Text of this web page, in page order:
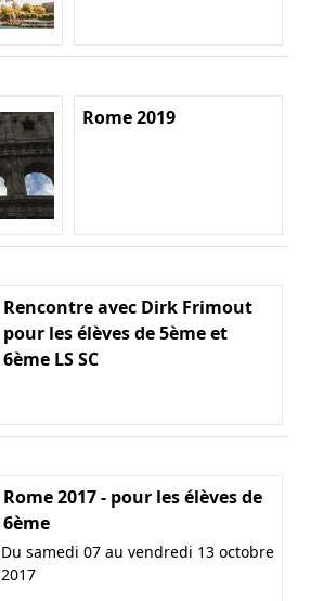
Rome 2019
Rencontre avec Dirk Frimout
pour les élèves de 5ème et
6ème LS SC
Rome 2017 - pour les élèves de
6ème
Du samedi 07 au vendredi 13 octobre
2017